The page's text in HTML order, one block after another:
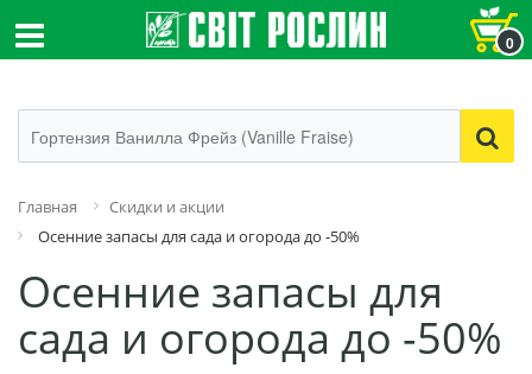
0
Главная
Скидки и акции
Осенние запасы для сада и огорода до -50%
Осенние запасы для
сада и огорода до -50%